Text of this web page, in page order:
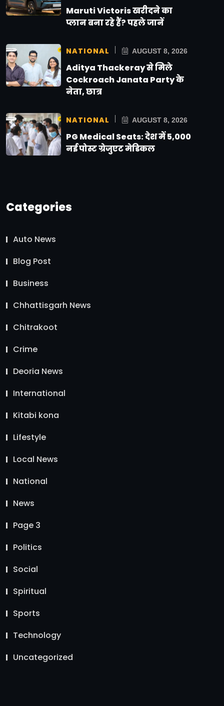
Maruti Victoris खरीदने का
प्लान बना रहे हैं? पहले जानें
NATIONAL AUGUST 8, 2026
Aditya Thackeray से मिले
Cockroach Janata Party के
नेता, छात्र
NATIONAL AUGUST 8, 2026
PG Medical Seats: देश में 5,000
नई पोस्ट ग्रेजुएट मेडिकल
Categories
Auto News
Blog Post
Business
Chhattisgarh News
Chitrakoot
Crime
Deoria News
International
Kitabi kona
Lifestyle
Local News
National
News
Page 3
Politics
Social
Spiritual
Sports
Technology
Uncategorized